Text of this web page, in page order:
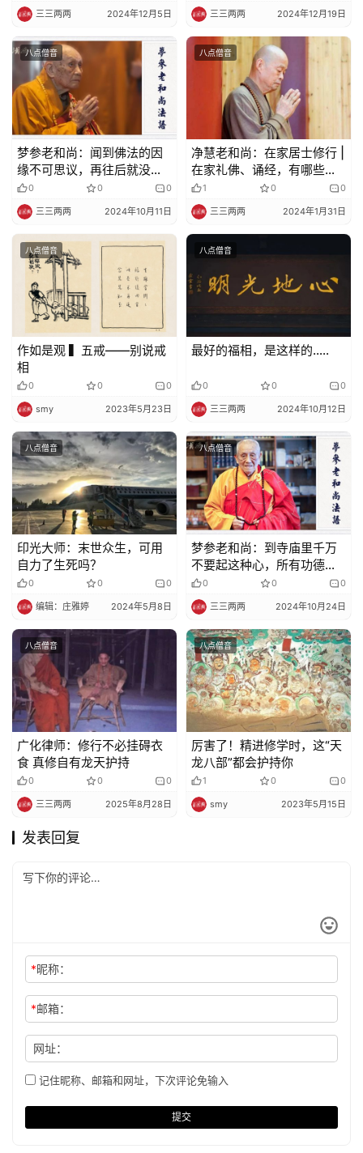
三三两两 2024年12月5日 三三两两 2024年12月19日
八点僧音
梦参老和尚：闻到佛法的因
缘不可思议，再往后就没有
了0 0 0
三三两两 2024年10月11日
八点僧音
净慧老和尚：在家居士修行 |
在家礼佛、诵经，有哪些要
求和仪式？
1 0 0
三三两两 2024年1月31日
八点僧音
作如是观 ▍五戒——别说戒
相
0 0 0
smy 2023年5月23日
八点僧音
最好的福相，是这样的…..
0 0 0
三三两两 2024年10月12日
八点僧音
印光大师：​末世众生，可用
自力了生死吗？
0 0 0
编辑：庄雅婷 2024年5月8日
八点僧音
梦参老和尚：到寺庙里千万
不要起这种心，所有功德全
没有了
0 0 0
三三两两 2024年10月24日
八点僧音
广化律师：修行不必挂碍衣
食 真修自有龙天护持
0 0 0
三三两两 2025年8月28日
八点僧音
厉害了！精进修学时，这“天
龙八部”都会护持你
1 0 0
smy 2023年5月15日
发表回复
*昵称：
*邮箱：
网址：
记住昵称、邮箱和网址，下次评论免输入
提交